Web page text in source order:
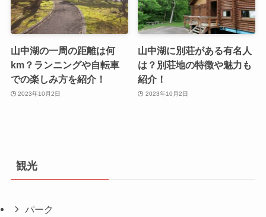
山中湖の一周の距離は何
km？ランニングや自転車
での楽しみ方を紹介！
2023年10月2日
山中湖に別荘がある有名人
は？別荘地の特徴や魅力も
紹介！
2023年10月2日
観光
パーク